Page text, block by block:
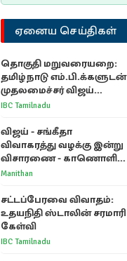
பிரகடனம்…
ஏனைய செய்திகள்
தொகுதி மறுவரையறை:
தமிழ்நாடு எம்.பி.க்களுடன்
முதலமைச்சர் விஜய்
ஆலோசனை
IBC Tamilnadu
விஜய் - சங்கீதா
விவாகரத்து வழக்கு இன்று
விசாரணை - காணொளி
மூலம் ஆஜராக வாய்ப்பு
Manithan
சட்டப்பேரவை விவாதம்:
உதயநிதி ஸ்டாலின் சரமாரி
கேள்வி
IBC Tamilnadu